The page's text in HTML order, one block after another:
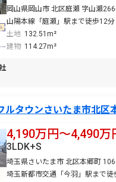
岡山県岡山市 北区庭瀬 字山瀬
山陽本線「庭瀬」駅まで徒歩12分
土地 132.51m²
建物 114.27m²
ルタウンさいたま市北区
4,190万円〜4,490万
埼玉県さいたま市 北区本郷町
埼玉新都市交通「今羽」駅まで徒
3LDK+S